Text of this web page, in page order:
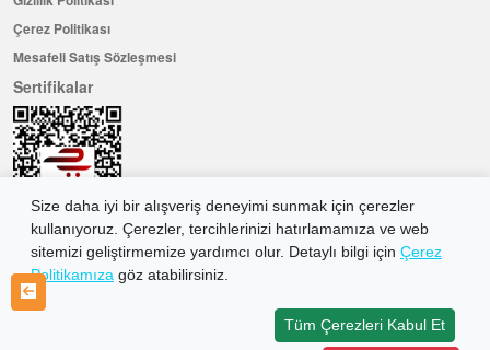
Size daha iyi bir alışveriş deneyimi sunmak için çerezler
kullanıyoruz. Çerezler, tercihlerinizi hatırlamamıza ve web
sitemizi geliştirmemize yardımcı olur. Detaylı bilgi için Çerez
Politikamıza göz atabilirsiniz.
Tüm Çerezleri Kabul Et
Çerez Politikası
Mesafeli Satış Sözleşmesi
Sertifikalar
Hemen Üye Olun ...ve 100 ₺ değerinde indirim kuponu kazanın